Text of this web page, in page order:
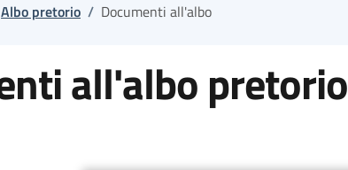
Albo pretorio / Documenti all'albo
all'albo pretorio